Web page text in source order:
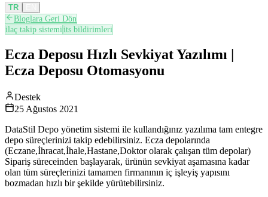
TR
Bloglara Geri Dön
ilaç takip sistemiits bildirimleri
Ecza Deposu Hızlı Sevkiyat Yazılımı |
Ecza Deposu Otomasyonu
Destek
25 Ağustos 2021
DataStil Depo yönetim sistemi ile kullandığınız yazılıma tam entegre
depo süreçlerinizi takip edebilirsiniz. Ecza depolarında
(Eczane,İhracat,İhale,Hastane,Doktor olarak çalışan tüm depolar)
Sipariş süreceinden başlayarak, ürünün sevkiyat aşamasına kadar
olan tüm süreçlerinizi tamamen firmanının iç işleyiş yapısını
bozmadan hızlı bir şekilde yürütebilirsiniz.